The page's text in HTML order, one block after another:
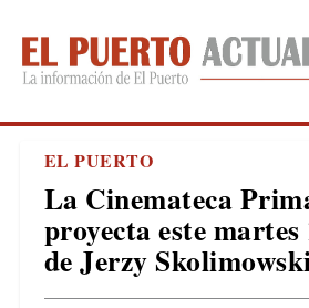
EL PUERTO
La Cinemateca
proyecta este
de Jerzy